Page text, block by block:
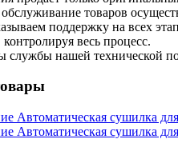
товаров
поддержку на всех
весь процесс.
службы нашей технической